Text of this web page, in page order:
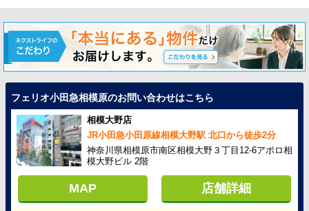
フェリオ小田急相模原のお問い合わせはこちら
相模大野店
JR小田急小田原線相模大野駅 北口から徒歩2分
神奈川県相模原市南区相模大野３丁目12-6アポロ相
模大野ビル 2階
MAP 店舗詳細